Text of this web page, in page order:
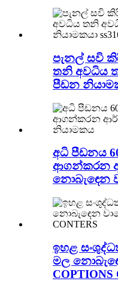
පැනල් සවි
තනි අවධිය
පීඩන
අධි පීඩනය
ආගන්කරන
නොබැඳෙන
ඉහළ
මල
COPTIONS